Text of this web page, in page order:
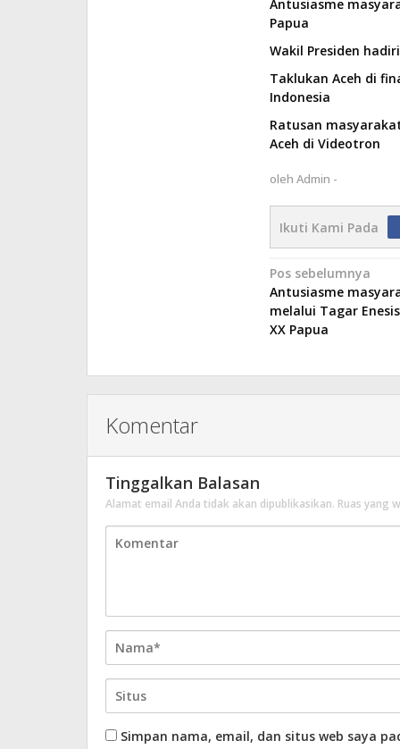
Antusiasme
Papua
Wakil Presiden
Taklukan Aceh di
Indonesia
Ratusan
Aceh di Videotron
oleh Admin -
Ikuti Kami Pada
Navigasi
pos
Pos sebelumnya
Antusiasme
melalui Tagar
XX Papua
Komentar
Tinggalkan Balasan
Alamat email Anda tidak akan dipublikasikan. Ruas yang
Simpan nama, email, dan situs web saya